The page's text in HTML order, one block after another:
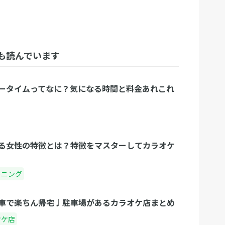
読んでいます
タイムってなに？気になる時間と料金あれこれ
女性の特徴とは？特徴をマスターしてカラオケ
ング
で楽ちん帰宅♩駐車場があるカラオケ店まとめ
店